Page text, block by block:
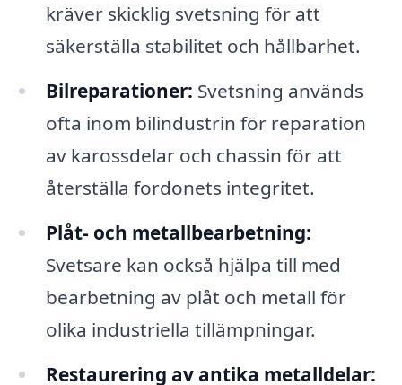
kräver skicklig svetsning för att
säkerställa stabilitet och hållbarhet.
Bilreparationer: Svetsning används
ofta inom bilindustrin för reparation
av karossdelar och chassin för att
återställa fordonets integritet.
Plåt- och metallbearbetning:
Svetsare kan också hjälpa till med
bearbetning av plåt och metall för
olika industriella tillämpningar.
Restaurering av antika metalldelar: